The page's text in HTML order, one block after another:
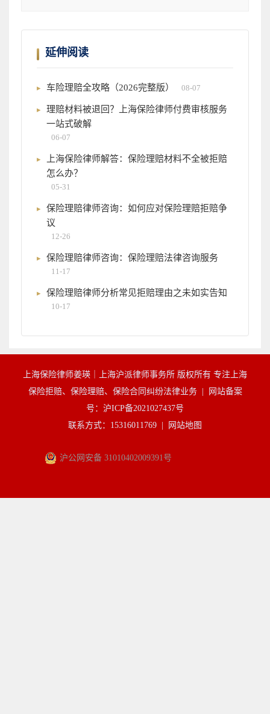
延伸阅读
车险理赔全攻略（2026完整版） 08-07
理赔材料被退回？上海保险律师付费审核服务
一站式破解
06-07
上海保险律师解答：保险理赔材料不全被拒赔
怎么办？
05-31
保险理赔律师咨询：如何应对保险理赔拒赔争
议
12-26
保险理赔律师咨询：保险理赔法律咨询服务
11-17
保险理赔律师分析常见拒赔理由之未如实告知
10-17
上海保险律师姜瑛｜上海沪派律师事务所 版权所有 专注上海
保险拒赔、保险理赔、保险合同纠纷法律业务 |
网站备案
号：沪ICP备2021027437号
联系方式：15316011769 |
网站地图
沪公网安备 31010402009391号